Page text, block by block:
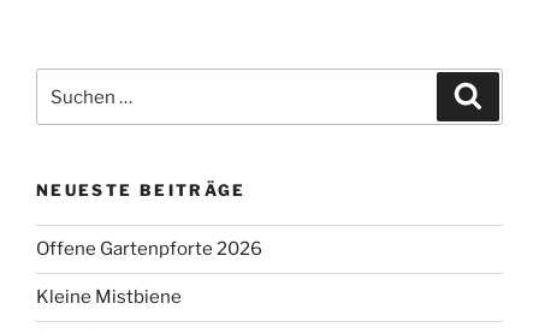
nach:
NEUESTE BEITRÄGE
Offene Gartenpforte 2026
Kleine Mistbiene